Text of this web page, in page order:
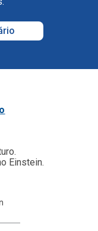
Einstein.